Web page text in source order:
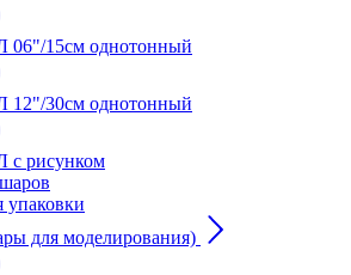
06"/15см однотонный
12"/30см однотонный
с рисунком
для моделирования)